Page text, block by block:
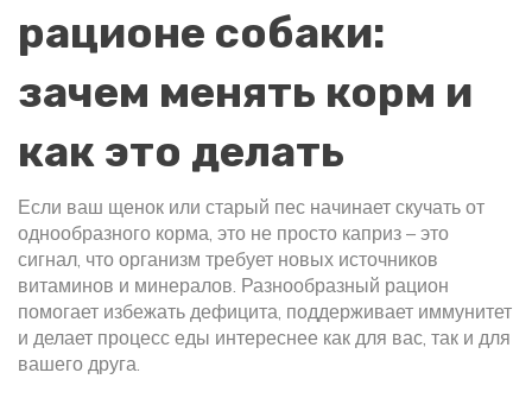
рационе собаки:
зачем менять корм и
как это делать
Если ваш щенок или старый пес начинает скучать от
однообразного корма, это не просто каприз – это
сигнал, что организм требует новых источников
витаминов и минералов. Разнообразный рацион
помогает избежать дефицита, поддерживает иммунитет
и делает процесс еды интереснее как для вас, так и для
вашего друга.